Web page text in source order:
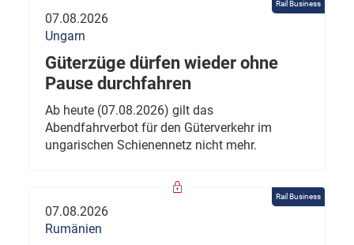
Rail Business
07.08.2026
Ungarn
Güterzüge dürfen wieder ohne
Pause durchfahren
Ab heute (07.08.2026) gilt das
Abendfahrverbot für den Güterverkehr im
ungarischen Schienennetz nicht mehr.
Rail Business
07.08.2026
Rumänien